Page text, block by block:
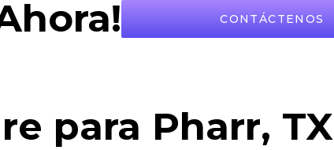
CONTÁCTENOS
para Pharr, TX